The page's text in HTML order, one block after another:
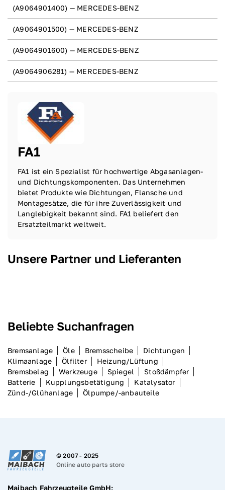
(A9064901400) — MERCEDES-BENZ
(A9064901500) — MERCEDES-BENZ
(A9064901600) — MERCEDES-BENZ
(A9064906281) — MERCEDES-BENZ
FA1
FA1 ist ein Spezialist für hochwertige Abgasanlagen-
und Dichtungskomponenten. Das Unternehmen
bietet Produkte wie Dichtungen, Flansche und
Montagesätze, die für ihre Zuverlässigkeit und
Langlebigkeit bekannt sind. FA1 beliefert den
Ersatzteilmarkt weltweit.
Unsere Partner und Lieferanten
Beliebte Suchanfragen
Bremsanlage Öle Bremsscheibe
Dichtungen
Klimaanlage
Ölfilter
Heizung/Lüftung
Bremsbelag
Werkzeuge Spiegel
Stoßdämpfer
Batterie
Kupplungsbetätigung
Katalysator
Zünd-/Glühanlage
Ölpumpe/-anbauteile
© 2007 - 2025
Online auto parts store
Maibach Fahrzeugteile GmbH: